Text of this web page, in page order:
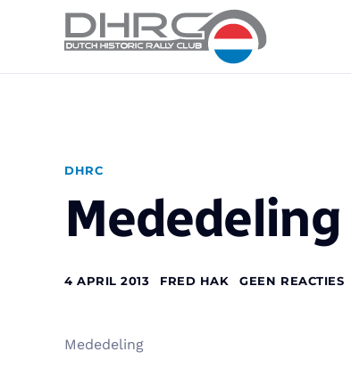
DHRC
4 APRIL 2013 FRED HAK GEEN REACTIES
Mededeling